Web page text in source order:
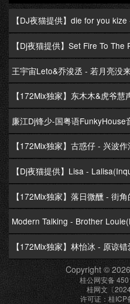
【DJ夜猫提供】die for you
【Dj夜猫提供】Set Fire To
Modern Talking - Brother
Copyright ©
桂公网安备
桂网文〔
许可证：桂